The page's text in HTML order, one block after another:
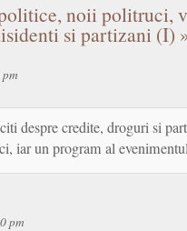
noii politruci,
si partizani (I)
despre credite, droguri si
iar un program al
pm